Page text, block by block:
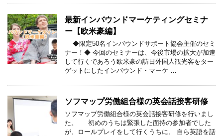
最新インバウンドマーケティングセミナ
ー【欧米豪編】
◆限定50名インバウンドサポート協会主催のセミ
ナー！◆ 今回のセミナーは、今後市場の拡大が加速
して行くであろう欧米豪の訪日外国人観光客をター
ゲットにしたインバウンド・マーケ …
ソフマップ労働組合様の英会話接客研修
ソフマップ労働組合様の英会話接客研修を行いまし
た。 初めのうちは緊張した面持の参加者でした
が、ロールプレイをして行くうちに、 自ら英語を話